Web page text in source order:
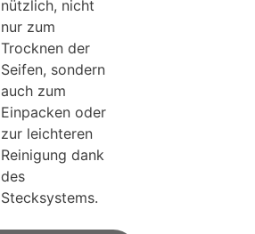
nützlich, nicht
nur zum
Trocknen der
Seifen, sondern
auch zum
Einpacken oder
zur leichteren
Reinigung dank
des
Stecksystems.